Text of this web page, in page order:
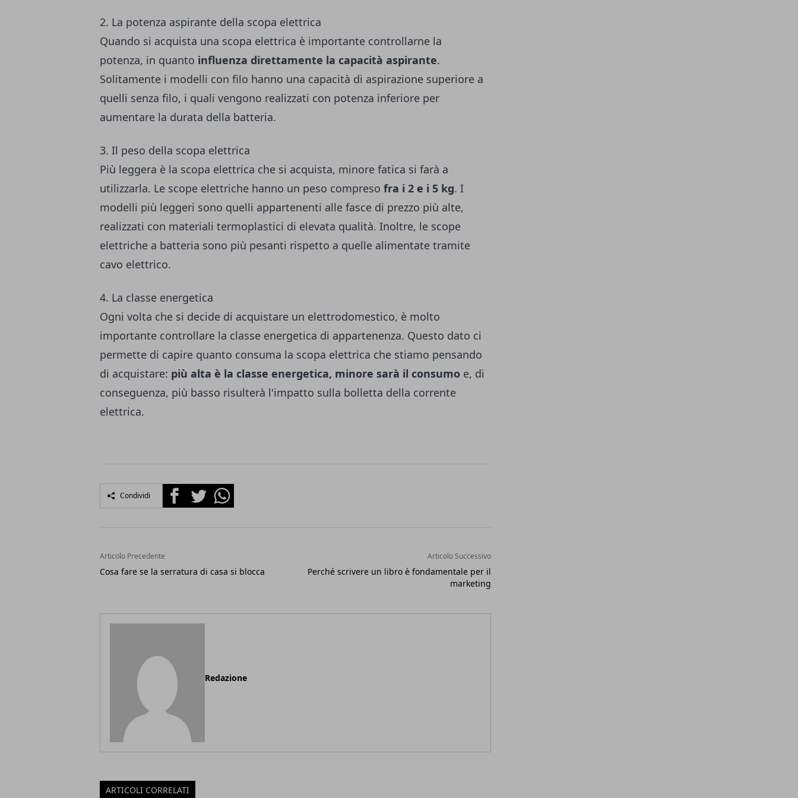
2. La potenza aspirante della scopa elettrica
Quando si acquista una scopa elettrica è importante controllarne la
potenza, in quanto influenza direttamente la capacità aspirante.
Solitamente i modelli con filo hanno una capacità di aspirazione superiore a
quelli senza filo, i quali vengono realizzati con potenza inferiore per
aumentare la durata della batteria.
3. Il peso della scopa elettrica
Più leggera è la scopa elettrica che si acquista, minore fatica si farà a
utilizzarla. Le scope elettriche hanno un peso compreso fra i 2 e i 5 kg. I
modelli più leggeri sono quelli appartenenti alle fasce di prezzo più alte,
realizzati con materiali termoplastici di elevata qualità. Inoltre, le scope
elettriche a batteria sono più pesanti rispetto a quelle alimentate tramite
cavo elettrico.
4. La classe energetica
Ogni volta che si decide di acquistare un elettrodomestico, è molto
importante controllare la classe energetica di appartenenza. Questo dato ci
permette di capire quanto consuma la scopa elettrica che stiamo pensando
di acquistare: più alta è la classe energetica, minore sarà il consumo e, di
conseguenza, più basso risulterà l'impatto sulla bolletta della corrente
elettrica.
Condividi FacebookTwitterWhatsapp
Articolo Precedente
Cosa fare se la serratura di casa si blocca
Articolo Successivo
Perché scrivere un libro è fondamentale per il
marketing
Redazione
ARTICOLI CORRELATI